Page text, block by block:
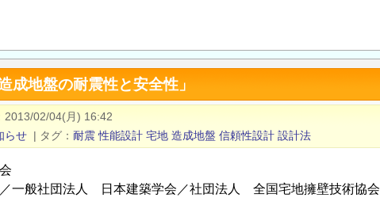
成地盤の耐震性と安全性」
2013/02/04(月) 16:42
らせ | タグ 耐震 性能設計 宅地 造成地盤 信頼性設計 設計法
一般社団法人 日本建築学会／社団法人 全国宅地擁壁技術協会